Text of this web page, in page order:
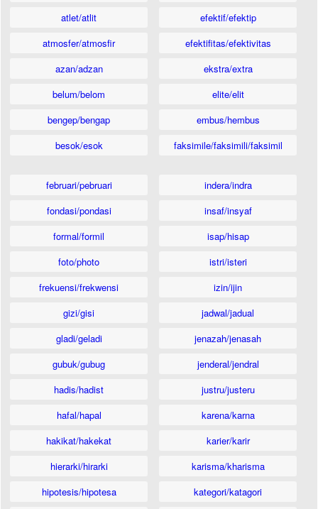
atlet/atlit
atmosfer/atmosfir
azan/adzan
belum/belom
bengep/bengap
besok/esok
efektif/efektip
efektifitas/efektivitas
ekstra/extra
elite/elit
embus/hembus
faksimile/faksimili/faksimil
februari/pebruari
fondasi/pondasi
formal/formil
foto/photo
frekuensi/frekwensi
gizi/gisi
gladi/geladi
gubuk/gubug
hadis/hadist
hafal/hapal
hakikat/hakekat
hierarki/hirarki
hipotesis/hipotesa
indera/indra
insaf/insyaf
isap/hisap
istri/isteri
izin/ijin
jadwal/jadual
jenazah/jenasah
jenderal/jendral
justru/justeru
karena/karna
karier/karir
karisma/kharisma
kategori/katagori